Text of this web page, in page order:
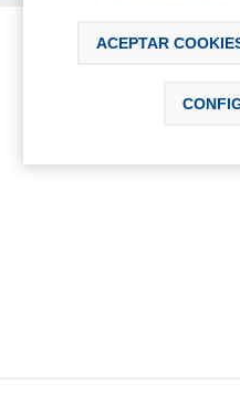
ACEPTAR